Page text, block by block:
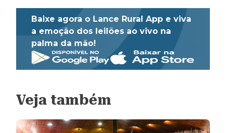
Baixe agora o Lance Rural App e viva
a emoção dos leilões ao vivo na
palma da mão!
Veja também